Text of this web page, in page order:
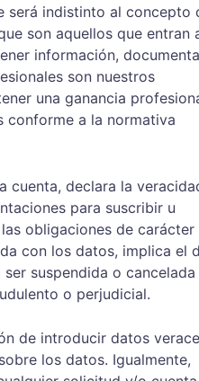
será indistinto al concepto
son aquellos que entran
información,
son nuestros
una ganancia
conforme a la normativa
cuenta, declara la
para suscribir u
obligaciones de carácter
con los datos, implica el
suspendida o cancelada
o perjudicial.
de introducir datos
los datos. Igualmente,